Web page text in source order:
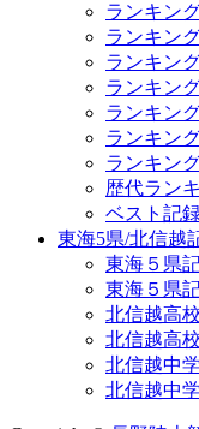
ランキン
ランキン
ランキン
ランキン
ランキン
ランキン
ランキン
歴代ラン
ベスト記
東海5県/北信越
東海５県
東海５県
北信越高
北信越高
北信越中
北信越中